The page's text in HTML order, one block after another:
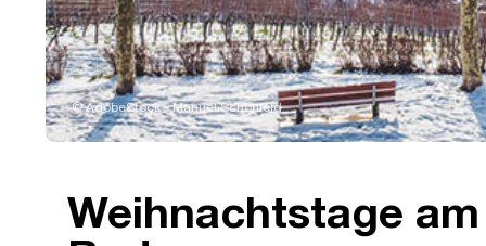
© AdobeStock - Manuel Schönfeld
Weihnachtstage am